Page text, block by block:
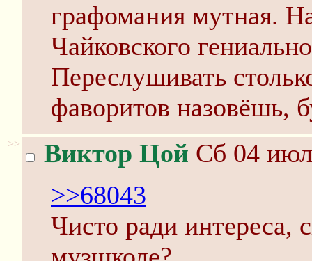
графомания мутная.
Чайковского
Переслушивать
фаворитов назовёшь,
>> Виктор Цой Сб 04
>>68043
Чисто ради интереса,